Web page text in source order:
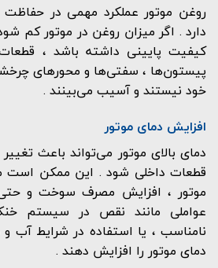
روغن موتور عملکرد مهمی در حفاظت
دارد . اگر میزان روغن در موتور کم
کیفیت پایینی داشته باشد ،
پیستون‌ها ، سفتی‌ها و محورهای
خود نیستند و آسیب می‌بینند .
افزایش دمای موتور
دمای بالای موتور می‌تواند باعث
قطعات داخلی شود . این ممکن است
موتور ، افزایش مصرف سوخت و
عواملی مانند نقص در سیستم
نامناسب ، یا استفاده در شرایط آب
دمای موتور را افزایش دهند .